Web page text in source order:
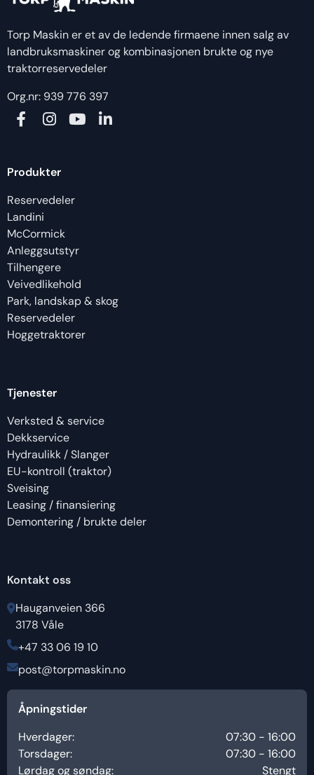
Torp Maskin er et av de ledende firmaene innen salg av
landbruksmaskiner og kombinasjonen brukte og nye
traktorreservedeler
Org.nr: 939 776 397
Produkter
Reservedeler
Landini
McCormick
Anleggsutstyr
Tilhengere
Veivedlikehold
Park, landskap & skog
Reservedeler
Hoggetraktorer
Tjenester
Verksted & service
Dekkservice
Hydraulikk / Slanger
EU-kontroll (traktor)
Sveising
Leasing / finansiering
Demontering / brukte deler
Kontakt oss
Hauganveien 366
3178 Våle
+47 33 06 19 10
post@torpmaskin.no
Åpningstider
Hverdager:
07:30 - 16:00
Torsdager:
07:30 - 16:00
Lørdag og søndag:
Stengt